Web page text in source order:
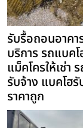
รับรื้อถอนอาคา
บริการ รถแบคโ
แม็คโครให้เช่า
รับจ้าง แบคโฮรั
ราคาถูก